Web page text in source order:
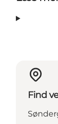
Find